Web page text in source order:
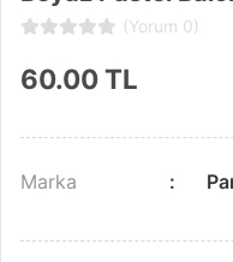
(Yorum 0)
60.00TL
Marka